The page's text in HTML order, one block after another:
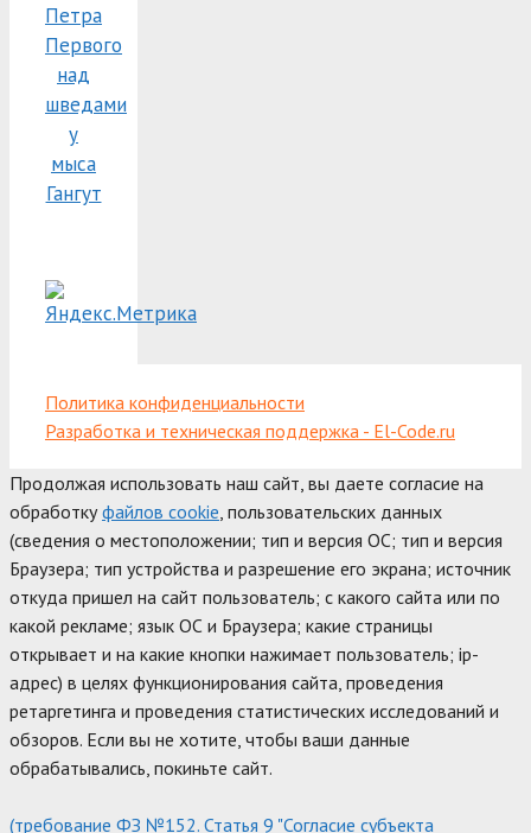
Петра
Первого
над
шведами
у
мыса
Гангут
Политика конфиденциальности
Разработка и техническая поддержка - El-Code.ru
Продолжая использовать наш сайт, вы даете согласие на
обработкуфайлов cookie , пользовательских данных
(сведения о местоположении; тип и версия ОС; тип и версия
Браузера; тип устройства и разрешение его экрана; источник
откуда пришел на сайт пользователь; с какого сайта или по
какой рекламе; язык ОС и Браузера; какие страницы
открывает и на какие кнопки нажимает пользователь; ip-
адрес) в целях функционирования сайта, проведения
ретаргетинга и проведения статистических исследований и
обзоров. Если вы не хотите, чтобы ваши данные
обрабатывались, покиньте сайт.
(требование ФЗ №152. Статья 9 "Согласие субъекта